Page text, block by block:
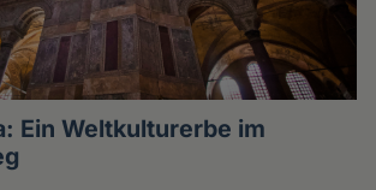
Ein Weltkulturerbe im